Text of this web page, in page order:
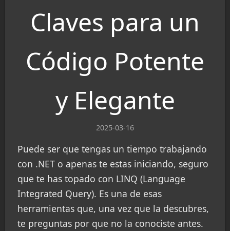
Claves para un
Código Potente
y Elegante
2025-03-16
Puede ser que tengas un tiempo trabajando
con .NET o apenas te estas iniciando, seguro
que te has topado con LINQ (Language
Integrated Query). Es una de esas
herramientas que, una vez que la descubres,
te preguntas por que no la conociste antes.